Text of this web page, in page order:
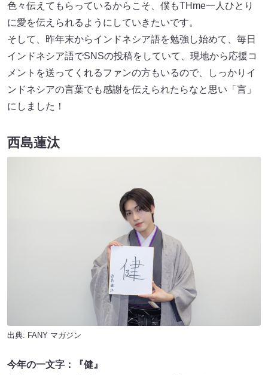
色々伝えてもらっているからこそ、僕もTHme一人ひとり
に愛を伝えられるようにしていきたいです。
そして、昨年末からインドネシア語を勉強し始めて、毎日
インドネシア語でSNSの投稿をしていて、現地から応援コ
メントを送ってくれるファンの方もいるので、しっかりイ
ンドネシアの言葉でも感謝を伝えられたらなと思い「言」
にしました！
西島蓮汰
出典: FANY マガジン
今年の一文字：『健』